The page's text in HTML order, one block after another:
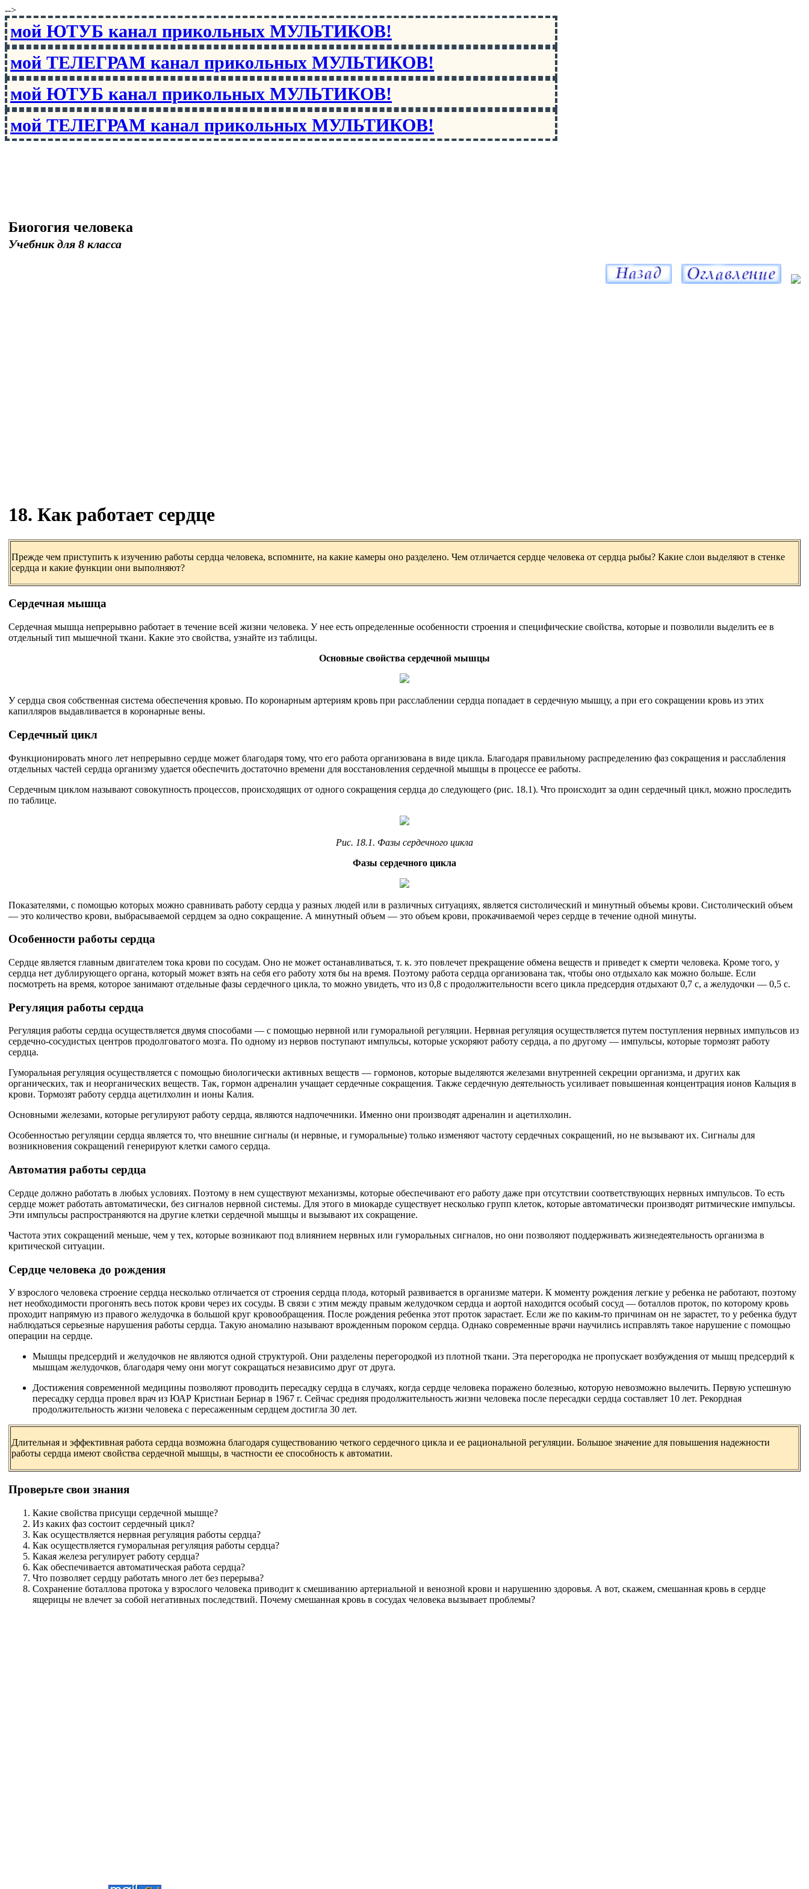
-->
мой ЮТУБ канал прикольных МУЛЬТИКОВ!
мой ТЕЛЕГРАМ канал прикольных МУЛЬТИКОВ!
мой ЮТУБ канал прикольных МУЛЬТИКОВ!
мой ТЕЛЕГРАМ канал прикольных МУЛЬТИКОВ!
Биогогия человека
Учебник для 8 класса
18. Как работает сердце
Прежде чем приступить к изучению работы сердца человека, вспомните, на какие камеры оно разделено. Чем отличается сердце человека от сердца рыбы? Какие слои выделяют в стенке
сердца и какие функции они выполняют?
Сердечная мышца
Сердечная мышца непрерывно работает в течение всей жизни человека. У нее есть определенные особенности строения и специфические свойства, которые и позволили выделить ее в
отдельный тип мышечной ткани. Какие это свойства, узнайте из таблицы.
Основные свойства сердечной мышцы
У сердца своя собственная система обеспечения кровью. По коронарным артериям кровь при расслаблении сердца попадает в сердечную мышцу, а при его сокращении кровь из этих
капилляров выдавливается в коронарные вены.
Сердечный цикл
Функционировать много лет непрерывно сердце может благодаря тому, что его работа организована в виде цикла. Благодаря правильному распределению фаз сокращения и расслабления
отдельных частей сердца организму удается обеспечить достаточно времени для восстановления сердечной мышцы в процессе ее работы.
Сердечным циклом называют совокупность процессов, происходящих от одного сокращения сердца до следующего (рис. 18.1). Что происходит за один сердечный цикл, можно проследить
по таблице.
Рис. 18.1. Фазы сердечного цикла
Фазы сердечного цикла
Показателями, с помощью которых можно сравнивать работу сердца у разных людей или в различных ситуациях, является систолический и минутный объемы крови. Систолический объем
— это количество крови, выбрасываемой сердцем за одно сокращение. А минутный объем — это объем крови, прокачиваемой через сердце в течение одной минуты.
Особенности работы сердца
Сердце является главным двигателем тока крови по сосудам. Оно не может останавливаться, т. к. это повлечет прекращение обмена веществ и приведет к смерти человека. Кроме того, у
сердца нет дублирующего органа, который может взять на себя его работу хотя бы на время. Поэтому работа сердца организована так, чтобы оно отдыхало как можно больше. Если
посмотреть на время, которое занимают отдельные фазы сердечного цикла, то можно увидеть, что из 0,8 с продолжительности всего цикла предсердия отдыхают 0,7 с, а желудочки — 0,5 с.
Регуляция работы сердца
Регуляция работы сердца осуществляется двумя способами — с помощью нервной или гуморальной регуляции. Нервная регуляция осуществляется путем поступления нервных импульсов из
сердечно-сосудистых центров продолговатого мозга. По одному из нервов поступают импульсы, которые ускоряют работу сердца, а по другому — импульсы, которые тормозят работу
сердца.
Гуморальная регуляция осуществляется с помощью биологически активных веществ — гормонов, которые выделяются железами внутренней секреции организма, и других как
органических, так и неорганических веществ. Так, гормон адреналин учащает сердечные сокращения. Также сердечную деятельность усиливает повышенная концентрация ионов Кальция в
крови. Тормозят работу сердца ацетилхолин и ионы Калия.
Основными железами, которые регулируют работу сердца, являются надпочечники. Именно они производят адреналин и ацетилхолин.
Особенностью регуляции сердца является то, что внешние сигналы (и нервные, и гуморальные) только изменяют частоту сердечных сокращений, но не вызывают их. Сигналы для
возникновения сокращений генерируют клетки самого сердца.
Автоматия работы сердца
Сердце должно работать в любых условиях. Поэтому в нем существуют механизмы, которые обеспечивают его работу даже при отсутствии соответствующих нервных импульсов. То есть
сердце может работать автоматически, без сигналов нервной системы. Для этого в миокарде существует несколько групп клеток, которые автоматически производят ритмические импульсы.
Эти импульсы распространяются на другие клетки сердечной мышцы и вызывают их сокращение.
Частота этих сокращений меньше, чем у тех, которые возникают под влиянием нервных или гуморальных сигналов, но они позволяют поддерживать жизнедеятельность организма в
критической ситуации.
Сердце человека до рождения
У взрослого человека строение сердца несколько отличается от строения сердца плода, который развивается в организме матери. К моменту рождения легкие у ребенка не работают, поэтому
нет необходимости прогонять весь поток крови через их сосуды. В связи с этим между правым желудочком сердца и аортой находится особый сосуд — боталлов проток, по которому кровь
проходит напрямую из правого желудочка в большой круг кровообращения. После рождения ребенка этот проток зарастает. Если же по каким-то причинам он не зарастет, то у ребенка будут
наблюдаться серьезные нарушения работы сердца. Такую аномалию называют врожденным пороком сердца. Однако современные врачи научились исправлять такое нарушение с помощью
операции на сердце.
Мышцы предсердий и желудочков не являются одной структурой. Они разделены перегородкой из плотной ткани. Эта перегородка не пропускает возбуждения от мышц предсердий к
мышцам желудочков, благодаря чему они могут сокращаться независимо друг от друга.
Достижения современной медицины позволяют проводить пересадку сердца в случаях, когда сердце человека поражено болезнью, которую невозможно вылечить. Первую успешную
пересадку сердца провел врач из ЮАР Кристиан Бернар в 1967 г. Сейчас средняя продолжительность жизни человека после пересадки сердца составляет 10 лет. Рекордная
продолжительность жизни человека с пересаженным сердцем достигла 30 лет.
Длительная и эффективная работа сердца возможна благодаря существованию четкого сердечного цикла и ее рациональной регуляции. Большое значение для повышения надежности
работы сердца имеют свойства сердечной мышцы, в частности ее способность к автоматии.
Проверьте свои знания
Какие свойства присущи сердечной мышце?
Из каких фаз состоит сердечный цикл?
Как осуществляется нервная регуляция работы сердца?
Как осуществляется гуморальная регуляция работы сердца?
Какая железа регулирует работу сердца?
Как обеспечивается автоматическая работа сердца?
Что позволяет сердцу работать много лет без перерыва?
Сохранение боталлова протока у взрослого человека приводит к смешиванию артериальной и венозной крови и нарушению здоровья. А вот, скажем, смешанная кровь в сердце
ящерицы не влечет за собой негативных последствий. Почему смешанная кровь в сосудах человека вызывает проблемы?